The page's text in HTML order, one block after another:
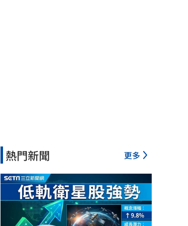
熱門新聞 更多